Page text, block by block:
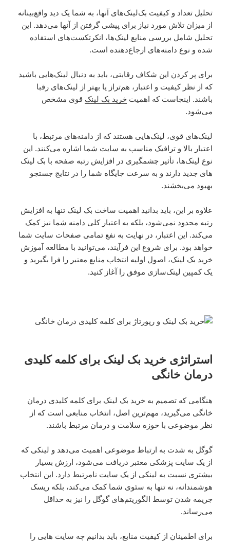
تحلیل تعداد و کیفیت بک‌لینک‌های آنها، به شما یک دید واقع‌بینانه
از میزان تلاش مورد نیاز برای پیشی گرفتن از آنها می‌دهد. این
تحلیل شامل بررسی منابع لینک‌ها، انکرتکست‌های استفاده
شده و نوع دامنه‌های ارجاع‌دهنده است.
برای پر کردن این شکاف رقابتی، باید به دنبال لینک‌هایی باشید
که از نظر کیفیت و اعتبار، هم‌تراز یا بهتر از لینک‌های رقبا
باشند. اینجاست که اهمیت خرید بک لینک قوی مشخص
می‌شود.
لینک‌های قوی، لینک‌هایی هستند که از دامنه‌های مرتبط، با
اعتبار بالا و ترافیک مناسب به سایت شما اشاره می‌کنند. این
نوع لینک‌ها، تأثیر چشمگیری در افزایش رتبه صفحه با بک لینک
های جدید دارند و به سرعت جایگاه شما را در نتایج جستجو
بهبود می‌بخشند.
علاوه بر این، باید بدانید اهمیت ساخت بک لینک تنها به افزایش
رتبه محدود نمی‌شود، بلکه به اعتبار کلی دامنه شما نیز کمک
می‌کند. این اعتبار، در نهایت به نفع تمامی صفحات سایت شما
خواهد بود. برای شروع این فرآیند، می‌توانید با مطالعه آموزش
خرید بک لینک، اصول اولیه انتخاب منابع معتبر را فرا بگیرید و
یک کمپین لینک‌سازی موفق را آغاز کنید.
استراتژی خرید بک لینک برای کلمه کلیدی
درمان خانگی
هنگامی که تصمیم به خرید بک لینک برای کلمه کلیدی درمان
خانگی می‌گیرید، مهم‌ترین اصل، انتخاب منابعی است که از
نظر موضوعی با حوزه سلامت و درمان مرتبط باشند.
گوگل به شدت به ارتباط موضوعی اهمیت می‌دهد و لینکی که
از یک سایت پزشکی معتبر دریافت می‌شود، ارزش بسیار
بیشتری نسبت به لینکی از یک سایت نامرتبط دارد. این انتخاب
هوشمندانه، نه تنها به سئوی شما کمک می‌کند، بلکه ریسک
جریمه شدن توسط الگوریتم‌های گوگل را نیز به حداقل
می‌رساند.
برای اطمینان از کیفیت منابع، باید بدانیم چه سایت هایی را